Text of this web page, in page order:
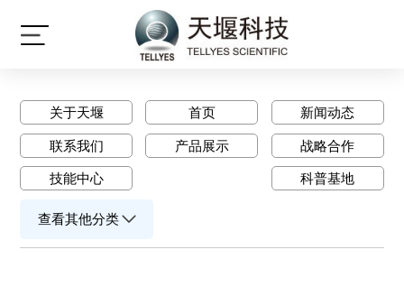
产品中心
关于天堰 首页 新闻动态
联系我们 产品展示 战略合作
技能中心 科普基地
查看其他分类